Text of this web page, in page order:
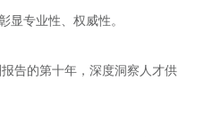
显专业性、权威性。
告的第十年，深度洞察人才供